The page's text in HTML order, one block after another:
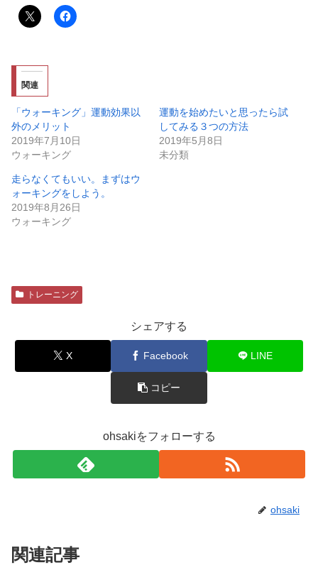
関連
「ウォーキング」運動効果以
外のメリット
2019年7月10日
ウォーキング
運動を始めたいと思ったら試
してみる３つの方法
2019年5月8日
未分類
走らなくてもいい。まずはウ
ォーキングをしよう。
2019年8月26日
ウォーキング
トレーニング
シェアする
X Facebook LINE
コピー
ohsakiをフォローする
ohsaki
関連記事